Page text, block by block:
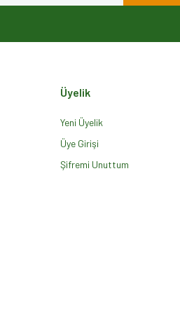
Üyelik
Yeni Üyelik
Üye Girişi
Şifremi Unuttum